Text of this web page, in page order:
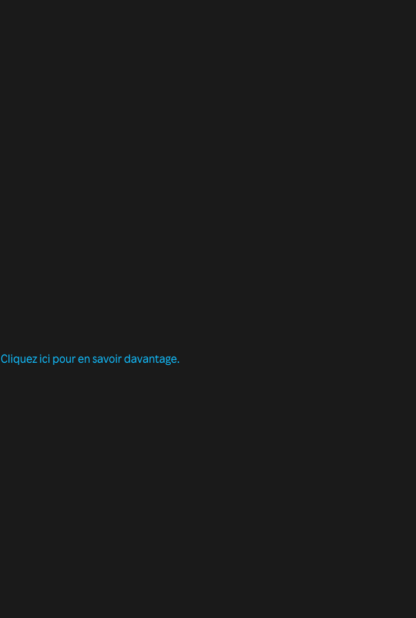
Cliquez ici pour en savoir davantage.